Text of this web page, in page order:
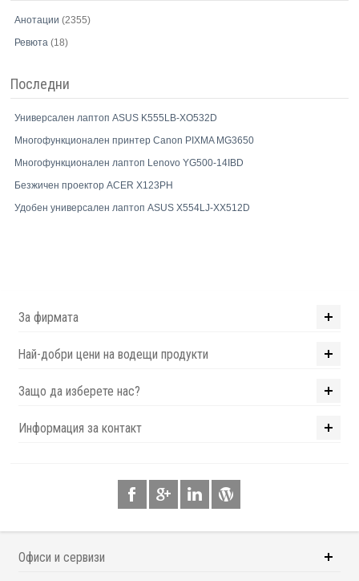
Анотации(2355)
Ревюта(18)
Последни
Универсален лаптоп ASUS K555LB-XO532D
Многофункционален принтер Canon PIXMA MG3650
Многофункционален лаптоп Lenovo YG500-14IBD
Безжичен проектор ACER X123PH
Удобен универсален лаптоп ASUS X554LJ-XX512D
За фирмата
Най-добри цени на водещи продукти
Защо да изберете нас?
Информация за контакт
Офиси и сервизи